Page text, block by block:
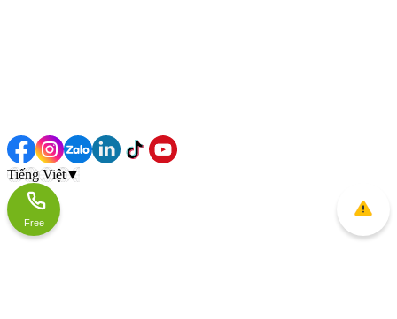
Tiếng Việt▼
Free